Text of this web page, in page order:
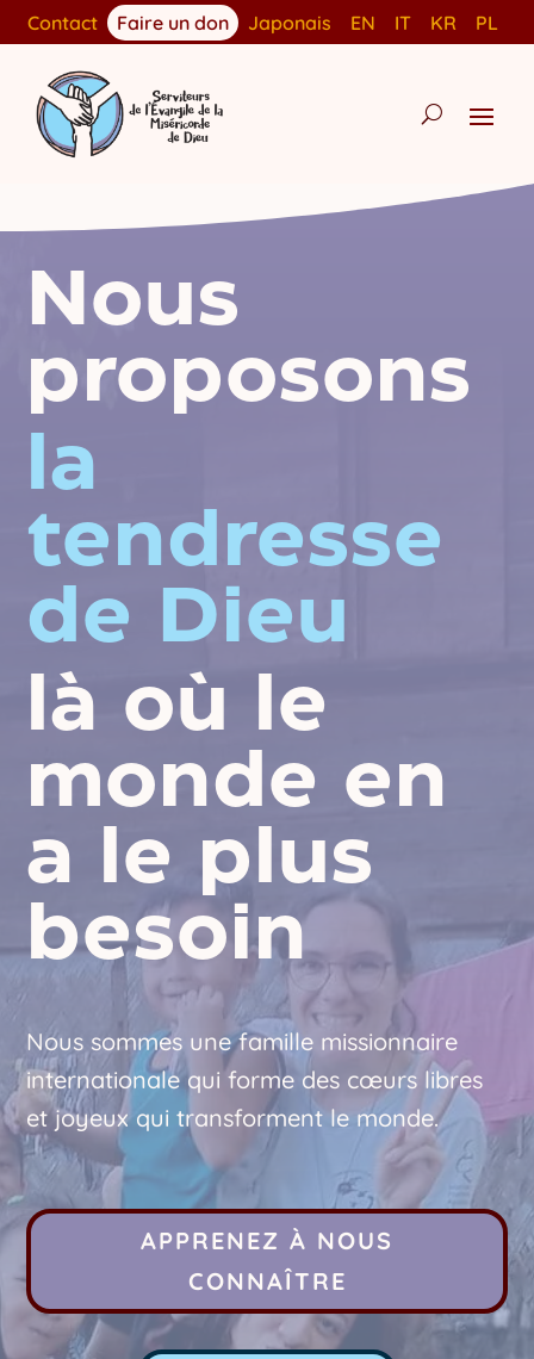
Contact Faire un don Japonais EN IT KR PL
Nous
proposons
la
tendresse
de Dieu
là où le
monde en
a le plus
besoin
Nous sommes une famille missionnaire
internationale qui forme des cœurs libres
et joyeux qui transforment le monde.
APPRENEZ À NOUS
CONNAÎTRE